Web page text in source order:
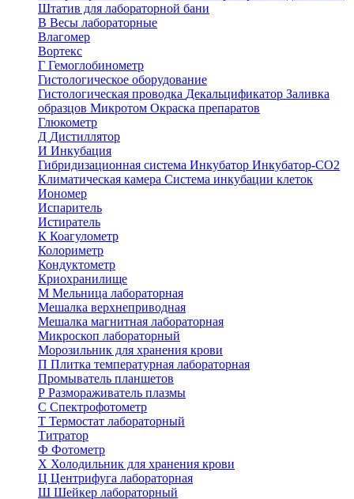
Штатив для лабораторной бани
В Весы лабораторные
Влагомер
Вортекс
Г Гемоглобинометр
Гистологическое оборудование
Гистологическая проводка Декальцификатор Заливка
образцов Микротом Окраска препаратов
Глюкометр
Д Дистиллятор
И Инкубация
Гибридизационная система Инкубатор Инкубатор-СО2
Климатическая камера Система инкубации клеток
Иономер
Испаритель
Истиратель
К Коагулометр
Колориметр
Кондуктометр
Криохранилище
М Мельница лабораторная
Мешалка верхнеприводная
Мешалка магнитная лабораторная
Микроскоп лабораторный
Морозильник для хранения крови
П Плитка температурная лабораторная
Промыватель планшетов
Р Размораживатель плазмы
С Спектрофотометр
Т Термостат лабораторный
Титратор
Ф Фотометр
Х Холодильник для хранения крови
Ц Центрифуга лабораторная
Ш Шейкер лабораторный